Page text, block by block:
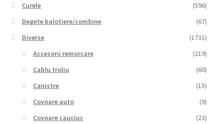
Curele
(596)
Degete balotiere/combine
(67)
Diverse
(1731)
Accesorii remorcare
(219)
Cablu troliu
(60)
Canistre
(15)
Covoare auto
(9)
Covoare cauciuc
(23)